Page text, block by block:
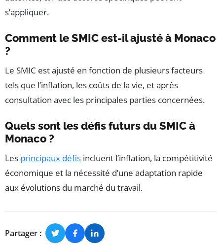
s’appliquer.
Comment le SMIC est-il ajusté à Monaco
?
Le SMIC est ajusté en fonction de plusieurs facteurs
tels que l’inflation, les coûts de la vie, et après
consultation avec les principales parties concernées.
Quels sont les défis futurs du SMIC à
Monaco ?
Les principaux défis incluent l’inflation, la compétitivité
économique et la nécessité d’une adaptation rapide
aux évolutions du marché du travail.
Partager :